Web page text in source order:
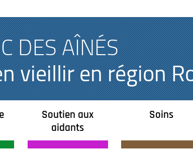
DES AÎNÉS
vieillir en région
Soutien aux
aidants
Soins